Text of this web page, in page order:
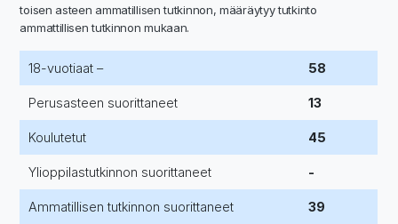
toisen asteen ammatillisen tutkinnon, määräytyy tutkinto
ammattillisen tutkinnon mukaan.
18-vuotiaat – 58
Perusasteen suorittaneet 13
Koulutetut 45
Ylioppilastutkinnon suorittaneet -
Ammatillisen tutkinnon suorittaneet 39